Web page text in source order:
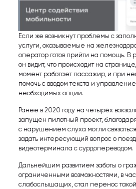
Если же возникнут проблемы с
услуги, оказываемые на
оператор готов прийти на помощь. В
он видит, что происходит на
момент работает пассажир, и при
помочь с вводом текста и
необходимых опций.
Ранее в 2020 году на четырёх
запущен пилотный проект,
с нарушением слуха могли
задать интересующий вопрос о
видеотерминала с сурдопереводом.
Дальнейшим развитием заботы о
ограниченными возможностями, в
слабослышащих, стал перенос такой